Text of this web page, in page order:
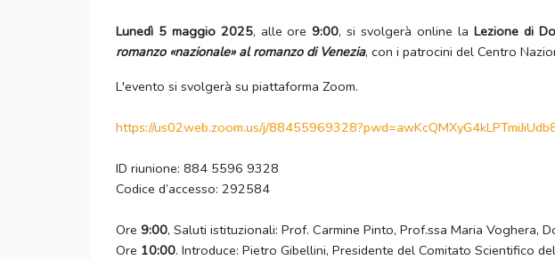
Lunedì 5 maggio 2025, alle ore9:00, si svolgerà online la Lezione di
romanzo «nazionale» al romanzo di Venezia, con i patrocini del Centro
L'evento si svolgerà su piattaforma Zoom.
https://us02web.zoom.us/j/88455969328?pwd=
ID riunione: 884 5596 9328
Codice d’accesso: 292584
Ore 9:00, Saluti istituzionali: Prof. Carmine Pinto, Prof.ssa Maria Voghera,
Ore 10:00. Introduce: Pietro Gibellini, Presidente del Comitato Scientifico